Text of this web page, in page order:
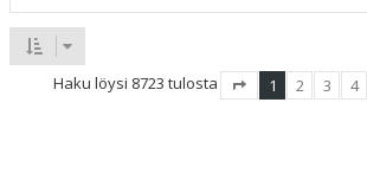
Haku löysi 8723 tulosta
1 2 3 4